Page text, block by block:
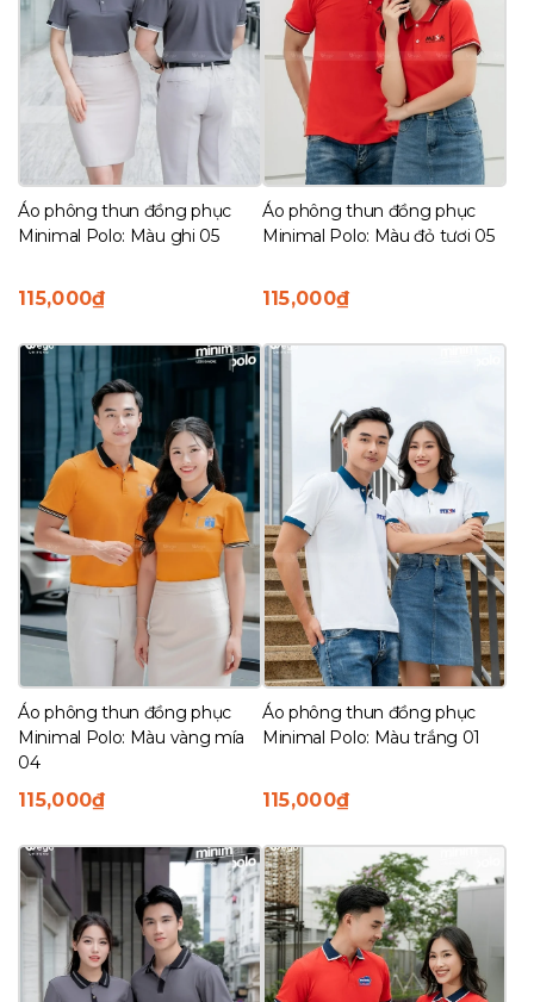
Áo phông thun đồng phục
Minimal Polo: Màu ghi 05
115,000₫
Áo phông thun đồng phục
Minimal Polo: Màu đỏ tươi 05
115,000₫
Áo phông thun đồng phục
Minimal Polo: Màu vàng mía
04
115,000₫
Áo phông thun đồng phục
Minimal Polo: Màu trắng 01
115,000₫